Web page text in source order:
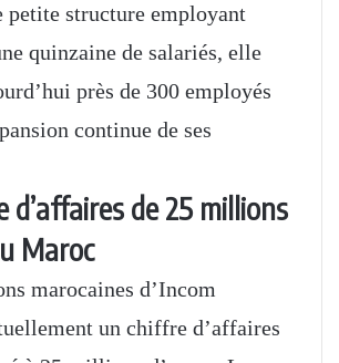
petite structure employant
quinzaine de salariés, elle
près de 300 employés
continue de ses
d’affaires de 25 millions
Maroc
marocaines d’Incom
un chiffre d’affaires